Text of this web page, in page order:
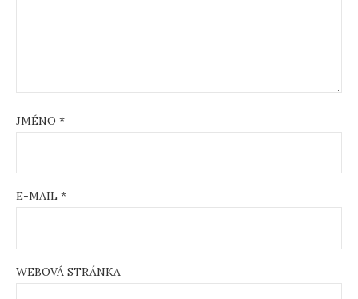
JMÉNO *
E-MAIL *
WEBOVÁ STRÁNKA